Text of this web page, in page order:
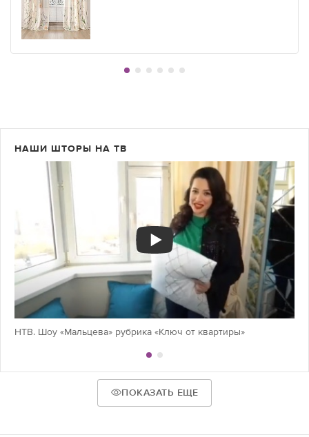
НАШИ ШТОРЫ НА ТВ
НТВ. Шоу «Мальцева» рубрика «Ключ от квартиры»
ПОКАЗАТЬ ЕЩЕ